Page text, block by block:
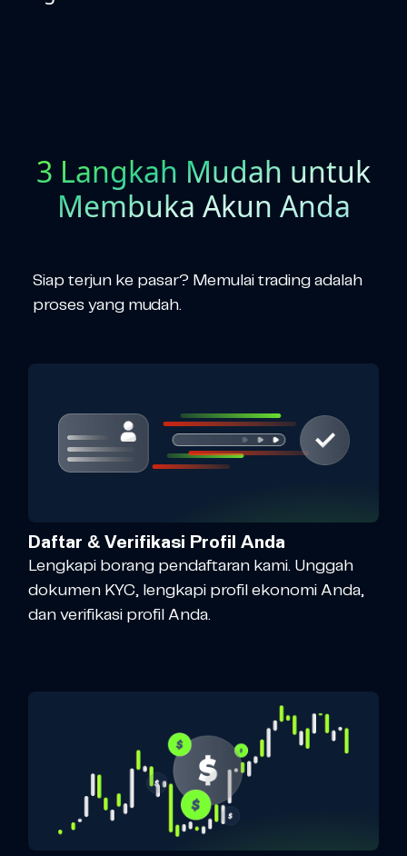
3 Langkah Mudah untuk
Membuka Akun Anda
Siap terjun ke pasar? Memulai trading adalah
proses yang mudah.
Daftar & Verifikasi Profil Anda
Lengkapi borang pendaftaran kami. Unggah
dokumen KYC, lengkapi profil ekonomi Anda,
dan verifikasi profil Anda.